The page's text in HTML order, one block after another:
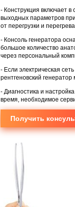
- Конструкция включает
выходных параметров при
от перегрузки и перегрева.
- Консоль генератора
большое количество
через персональный
- Если электрическая
рентгеновский
- Диагностика и
время, необходимое
Получить